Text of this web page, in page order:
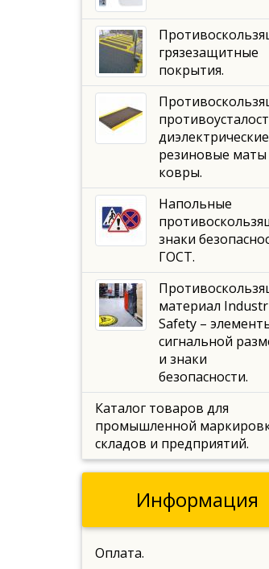
грязезащитные
покрытия.
диэлектрические
резиновые маты
ковры.
Напольные
знаки
ГОСТ.
материал
Safety –
сигнальной
и знаки
безопасности.
Каталог товаров для
промышленной
складов и предприятий.
Информация
Оплата.